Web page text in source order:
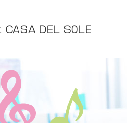
CASA DEL SOLE